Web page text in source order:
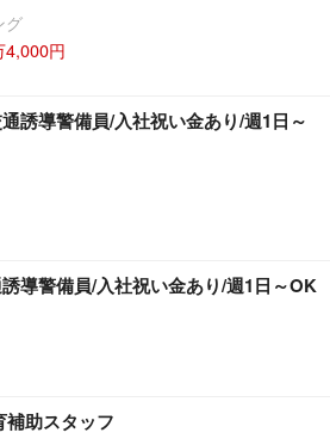
グ
4,000円
誘導警備員/入社祝い金あり/週1日～
導警備員/入社祝い金あり/週1日～OK
助スタッフ